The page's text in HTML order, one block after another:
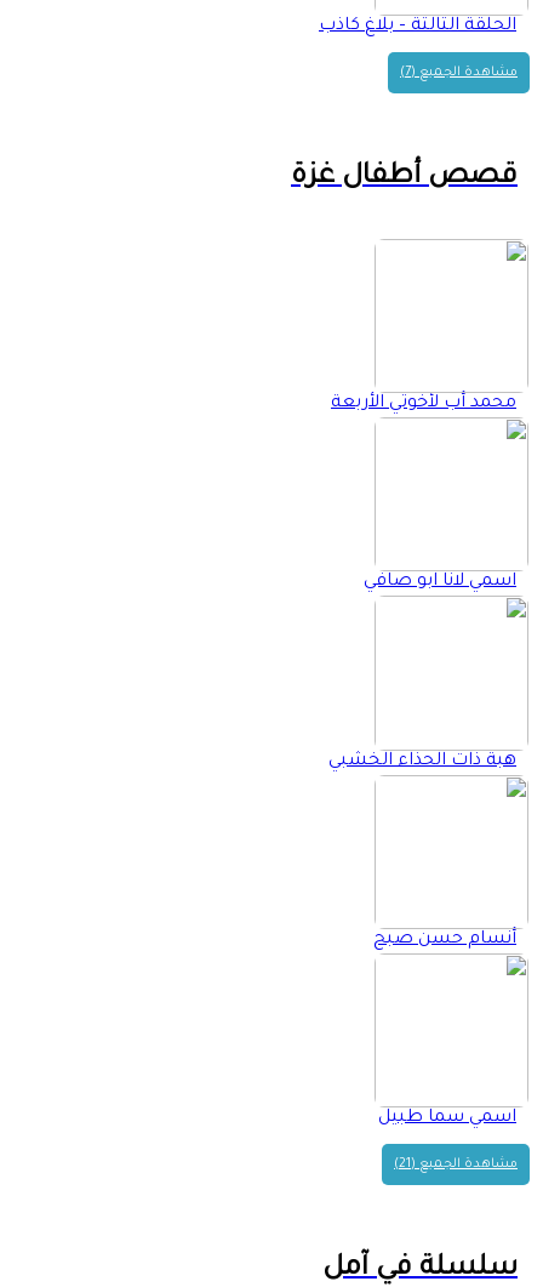
الحلقة الثالثة – بلاغ كاذب
مشاهدة الجميع (7)
قصص أطفال غزة
محمد أب لأخوتي الأربعة
اسمي لانا ابو صافي
هبة ذات الحذاء الخشبي
أنسام حسن صبح
اسمي سما طبيل
مشاهدة الجميع (21)
سلسلة في آمل